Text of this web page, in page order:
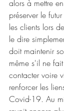
alors à mettre
préserver le
les clients lors
le dire
doit maintenir
même s'il ne
contacter voire
renforcer les
Covid-19. Au